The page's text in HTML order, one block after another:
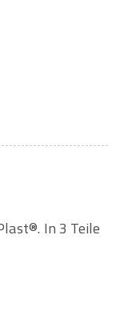
In 3 Teile